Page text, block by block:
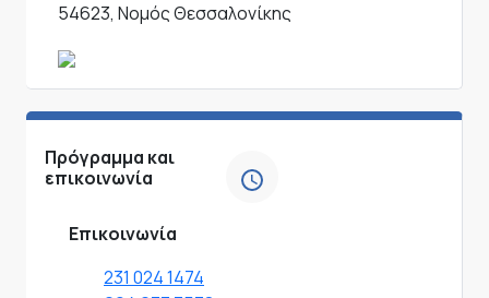
54623, Νομός Θεσσαλονίκης
Πρόγραμμα και
επικοινωνία
Επικοινωνία
231 024 1474